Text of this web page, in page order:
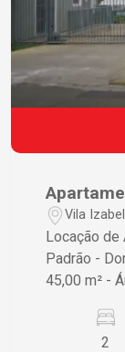
Vila
Locação de
Padrão -
45,00 m² -
2